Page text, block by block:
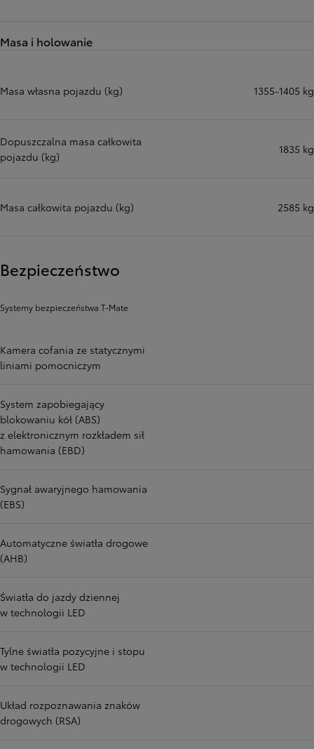
Masa i holowanie
Masa własna pojazdu (kg) 1355-1405 kg
Dopuszczalna masa całkowita
pojazdu (kg)
1835 kg
Masa całkowita pojazdu (kg) 2585 kg
Bezpieczeństwo
Systemy bezpieczeństwa T-Mate
Kamera cofania ze statycznymi
liniami pomocniczym
System zapobiegający
blokowaniu kół (ABS)
z elektronicznym rozkładem sił
hamowania (EBD)
Sygnał awaryjnego hamowania
(EBS)
Automatyczne światła drogowe
(AHB)
Światła do jazdy dziennej
w technologii LED
Tylne światła pozycyjne i stopu
w technologii LED
Układ rozpoznawania znaków
drogowych (RSA)